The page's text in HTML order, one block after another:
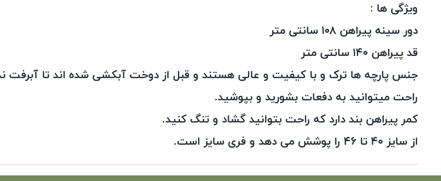
ویژگی ها :
دور سینه پیراهن ۱۰۸ سانتی متر
قد پیراهن ۱۴۰ سانتی متر
جنس پارچه ها ترک و با کیفیت و عالی هستند و قبل از دوخت آبکشی شده اند تا آبرفت
راحت میتوانید به دفعات بشورید و بپوشید.
کمر پیراهن بند دارد که راحت بتوانید گشاد و تنگ کنید.
از سایز ۴۰ تا ۴۶ را پوشش می دهد و فری سایز است.